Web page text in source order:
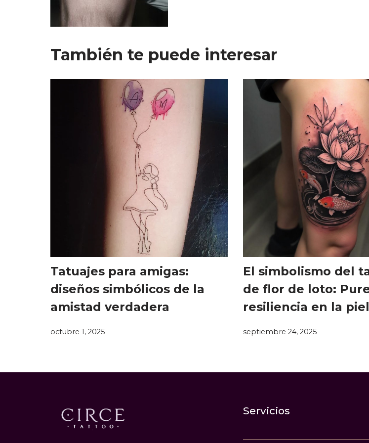
También te puede interesar
Tatuajes para amigas:
diseños simbólicos de la
amistad verdadera
octubre 1, 2025
El simbolismo del
de flor de loto:
resiliencia en la piel
septiembre 24, 2025
Servicios